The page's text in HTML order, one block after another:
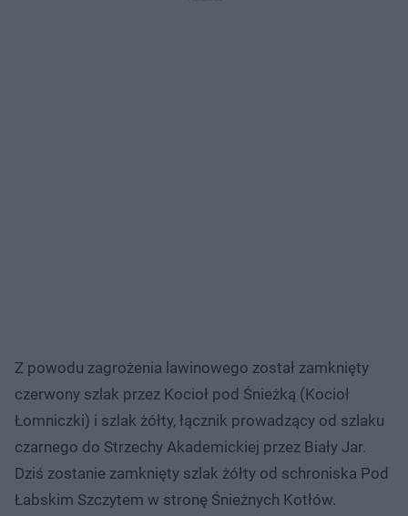
Z powodu zagrożenia lawinowego został zamknięty
czerwony szlak przez Kocioł pod Śnieżką (Kocioł
Łomniczki) i szlak żółty, łącznik prowadzący od szlaku
czarnego do Strzechy Akademickiej przez Biały Jar.
Dziś zostanie zamknięty szlak żółty od schroniska Pod
Łabskim Szczytem w stronę Śnieżnych Kotłów.